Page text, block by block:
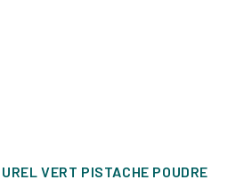
VERT PISTACHE POUDRE